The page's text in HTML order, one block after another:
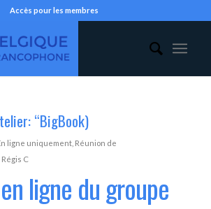
Accès pour les membres
“BigBook)
ligne uniquement, Réunion de
Régis C
ligne du groupe